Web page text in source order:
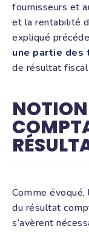
fournisseurs et
et la rentabilité
expliqué
une partie des
de résultat fiscal
NOTION
Comme
du résultat
s’avèrent